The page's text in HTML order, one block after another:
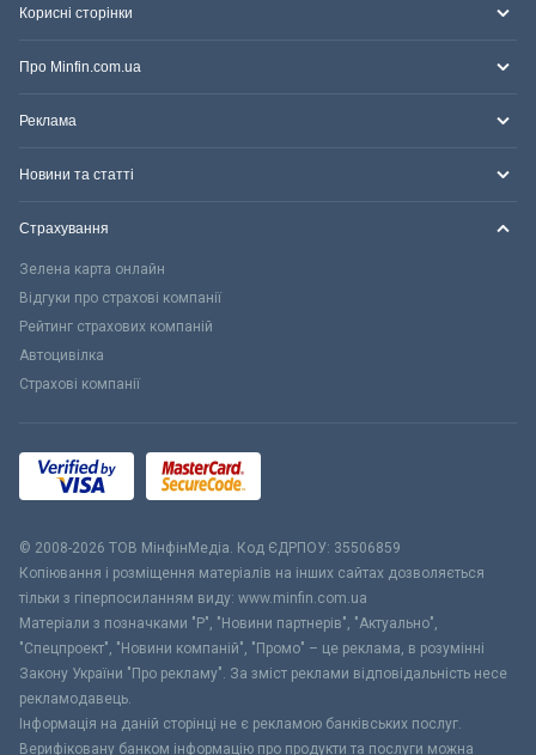
Корисні сторінки
Про Minfin.com.ua
Реклама
Новини та статті
Страхування
Зелена карта онлайн
Відгуки про страхові компанії
Рейтинг страхових компаній
Автоцивілка
Страхові компанії
© 2008-2026 ТОВ МiнфiнМедiа. Код ЄДРПОУ: 35506859
Копіювання і розміщення матеріалів на інших сайтах дозволяється
тільки з гіперпосиланням виду: www.minfin.com.ua
Матеріали з позначками "Р", "Новини партнерів", "Актуально",
"Спецпроект", "Новини компаній", "Промо" – це реклама, в розумінні
Закону України "Про рекламу". За зміст реклами відповідальність несе
рекламодавець.
Інформація на даній сторінці не є рекламою банківських послуг.
Верифіковану банком інформацію про продукти та послуги можна